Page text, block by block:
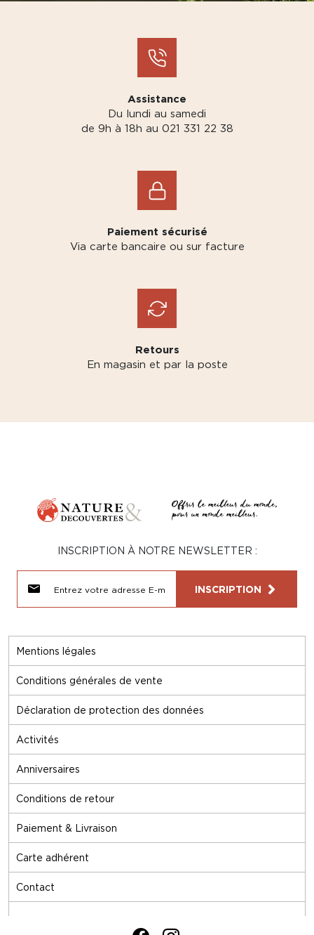
Assistance
Du lundi au samedi
de 9h à 18h au 021 331 22 38
Paiement sécurisé
Via carte bancaire ou sur facture
Retours
En magasin et par la poste
Mentions légales
Conditions générales de vente
Déclaration de protection des données
Activités
Anniversaires
Conditions de retour
Paiement & Livraison
Carte adhérent
Contact
INSCRIPTION À NOTRE NEWSLETTER :
INSCRIPTION